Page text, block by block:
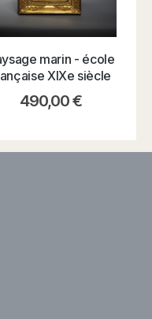
marin - école
XIXe siècle
490,00€